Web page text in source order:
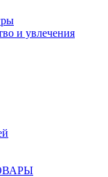
и увлечения